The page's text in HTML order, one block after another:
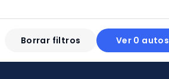
Borrar filtros Ver 0 autos